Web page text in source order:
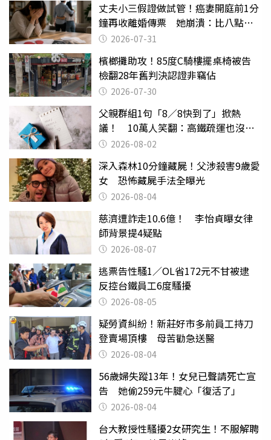
丈夫小三假證做試管！癌妻開庭前1分
鐘再收離婚傳票 她崩潰：比八點檔
還扯2026-07-31
檳榔攤助攻！85度C騎樓擺桌椅被告
檢翻28年舊判決認證非竊佔
2026-07-30
父親群組1句「8／8快到了」掀熱
議！ 10萬人笑翻：高鐵疏運也沒列
父親節
2026-08-02
深入森林10分鐘藏屍！父涉殺害9歲愛
女 恐怖藏屍手法全曝光
2026-08-04
慈濟遭詐走10.6億！ 李怡貞曝女律
師背景提4疑點
2026-08-07
逃票告性騷1／OL省172元不甘被逮
反控台鐵員工6度騷擾
2026-08-05
疑勞資糾紛！新莊好市多前員工持刀
登賣場頂樓 母苦勸急送醫
2026-08-04
56歲婦失蹤13年！女兒已聲請死亡宣
告 她偷259元牛腱心「復活了」
2026-08-04
台大教授性騷擾2女研究生！不服解聘